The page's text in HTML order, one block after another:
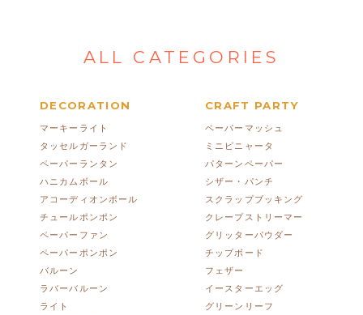
ALL CATEGORIES
DECORATION
マーキーライト
タッセルガーランド
ペーパーランタン
ハニカムボール
アコーディオンボール
チュールポンポン
ペーパーファン
ペーパーポンポン
バルーン
ラバーバルーン
ライト
CRAFT PARTY
ペーパーマッシュ
ミニピニャータ
パターンペーパー
シザー・パンチ
スクラップブッキング
クレープストリーマー
グリッターパウダー
チップボード
フェザー
イースターエッグ
グリーンリーフ